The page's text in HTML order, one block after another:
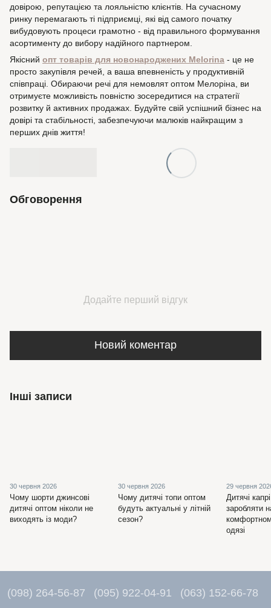
довірою, репутацією та лояльністю клієнтів. На сучасному
ринку перемагають ті підприємці, які від самого початку
вибудовують процеси грамотно - від правильного формування
асортименту до вибору надійного партнером.
Якісний опт товарів для новонароджених Melorina - це не
просто закупівля речей, а ваша впевненість у продуктивній
співпраці. Обираючи речі для немовлят оптом Мелоріна, ви
отримуєте можливість повністю зосередитися на стратегії
розвитку й активних продажах. Будуйте свій успішний бізнес на
довірі та стабільності, забезпечуючи малюків найкращим з
перших днів життя!
Обговорення
Додайте перший відгук
Новий коментар
Інші записи
30 червня 2026
Чому шорти джинсові
дитячі оптом ніколи не
виходять із моди?
30 червня 2026
Чому дитячі топи оптом
будуть актуальні у літній
сезон?
29 червня
Дитячі
заробляти
одязі
(098) 264-56-87 (095) 922-04-91 (063) 152-66-78